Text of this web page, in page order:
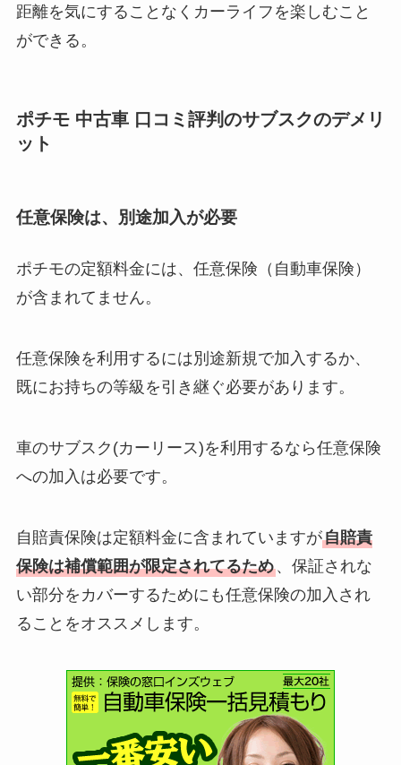
距離を気にすることなくカーライフを楽しむこと
ができる。
ポチモ 中古車 口コミ評判のサブスクのデメリ
ット
任意保険は、別途加入が必要
ポチモの定額料金には、任意保険（自動車保険）
が含まれてません。
任意保険を利用するには別途新規で加入するか、
既にお持ちの等級を引き継ぐ必要があります。
車のサブスク(カーリース)を利用するなら任意保険
への加入は必要です。
自賠責保険は定額料金に含まれていますが自賠責
保険は補償範囲が限定されてるため、保証されな
い部分をカバーするためにも任意保険の加入され
ることをオススメします。